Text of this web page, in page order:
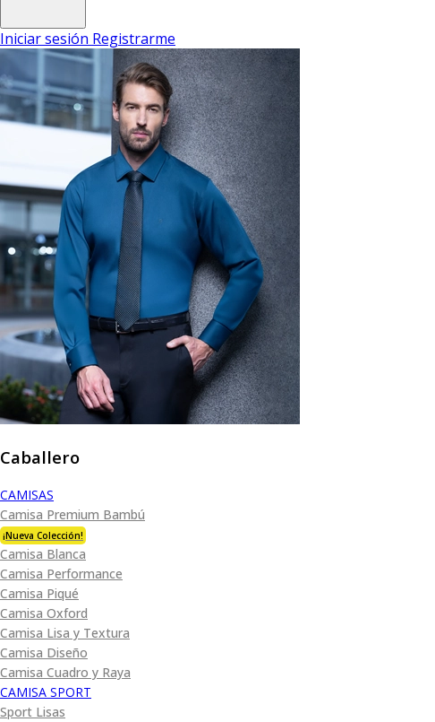
Iniciar sesión Registrarme
Caballero
CAMISAS
Camisa Premium Bambú
¡Nueva Colección!
Camisa Blanca
Camisa Performance
Camisa Piqué
Camisa Oxford
Camisa Lisa y Textura
Camisa Diseño
Camisa Cuadro y Raya
CAMISA SPORT
Sport Lisas